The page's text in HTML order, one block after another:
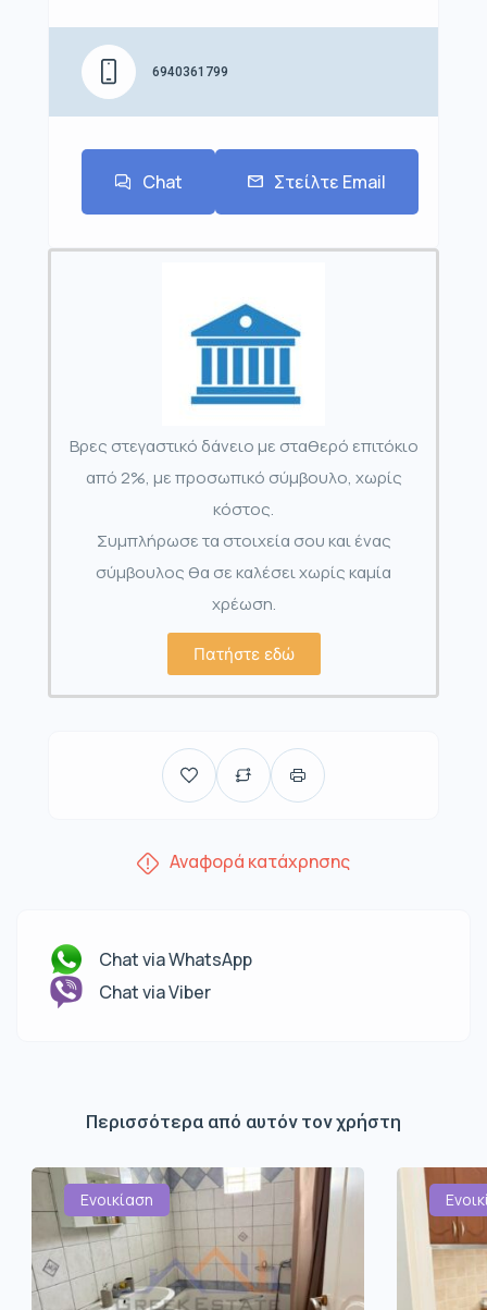
6940361799
Chat Στείλτε Email
Βρες στεγαστικό δάνειο με σταθερό επιτόκιο
από 2%, με προσωπικό σύμβουλο, χωρίς
κόστος.
Συμπλήρωσε τα στοιχεία σου και ένας
σύμβουλος θα σε καλέσει χωρίς καμία
χρέωση.
Πατήστε εδώ
Αναφορά κατάχρησης
Chat via WhatsApp
Chat via Viber
Περισσότερα από αυτόν τον χρήστη
Ενοικίαση